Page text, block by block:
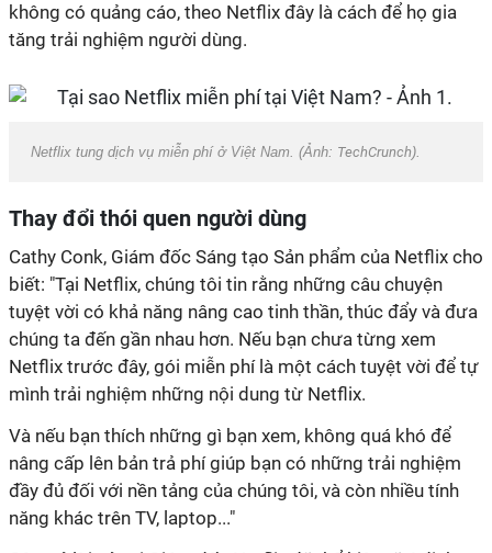
không có quảng cáo, theo Netflix đây là cách để họ gia
tăng trải nghiệm người dùng.
Netflix tung dịch vụ miễn phí ở Việt Nam. (Ảnh: TechCrunch).
Thay đổi thói quen người dùng
Cathy Conk, Giám đốc Sáng tạo Sản phẩm của Netflix cho
biết: "Tại Netflix, chúng tôi tin rằng những câu chuyện
tuyệt vời có khả năng nâng cao tinh thần, thúc đẩy và đưa
chúng ta đến gần nhau hơn. Nếu bạn chưa từng xem
Netflix trước đây, gói miễn phí là một cách tuyệt vời để tự
mình trải nghiệm những nội dung từ Netflix.
Và nếu bạn thích những gì bạn xem, không quá khó để
nâng cấp lên bản trả phí giúp bạn có những trải nghiệm
đầy đủ đối với nền tảng của chúng tôi, và còn nhiều tính
năng khác trên TV, laptop..."